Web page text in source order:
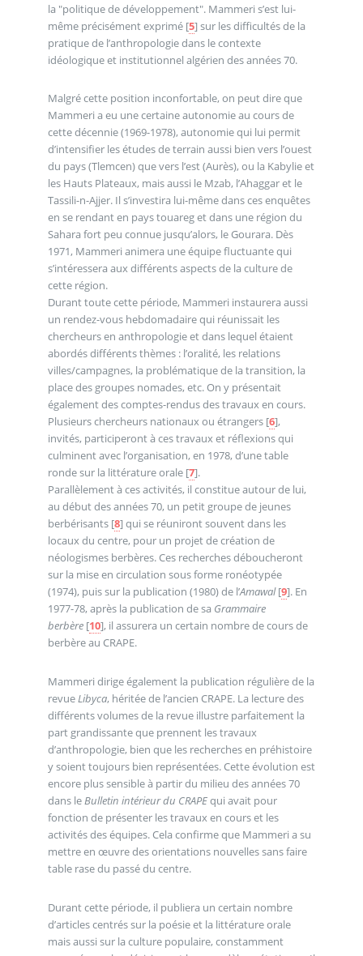
la "politique de développement". Mammeri s’est lui-
même précisément exprimé[5]sur les difficultés de la
pratique de l’anthropologie dans le contexte
idéologique et institutionnel algérien des années 70.
Malgré cette position inconfortable, on peut dire que
Mammeri a eu une certaine autonomie au cours de
cette décennie (1969-1978), autonomie qui lui permit
d’intensifier les études de terrain aussi bien vers l’ouest
du pays (Tlemcen) que vers l’est (Aurès), ou la Kabylie et
les Hauts Plateaux, mais aussi le Mzab, l’Ahaggar et le
Tassili-n-Ajjer. Il s’investira lui-même dans ces enquêtes
en se rendant en pays touareg et dans une région du
Sahara fort peu connue jusqu’alors, le Gourara. Dès
1971, Mammeri animera une équipe fluctuante qui
s’intéressera aux différents aspects de la culture de
cette région.
Durant toute cette période, Mammeri instaurera aussi
un rendez-vous hebdomadaire qui réunissait les
chercheurs en anthropologie et dans lequel étaient
abordés différents thèmes : l’oralité, les relations
villes/campagnes, la problématique de la transition, la
place des groupes nomades, etc. On y présentait
également des comptes-rendus des travaux en cours.
Plusieurs chercheurs nationaux ou étrangers[6],
invités, participeront à ces travaux et réflexions qui
culminent avec l’organisation, en 1978, d’une table
ronde sur la littérature orale[7].
Parallèlement à ces activités, il constitue autour de lui,
au début des années 70, un petit groupe de jeunes
berbérisants[8]qui se réuniront souvent dans les
locaux du centre, pour un projet de création de
néologismes berbères. Ces recherches déboucheront
sur la mise en circulation sous forme ronéotypée
(1974), puis sur la publication (1980) de l’Amawal[9]. En
1977-78, après la publication de sa Grammaire
berbère[10], il assurera un certain nombre de cours de
berbère au CRAPE.
Mammeri dirige également la publication régulière de la
revueLibyca, héritée de l’ancien CRAPE. La lecture des
différents volumes de la revue illustre parfaitement la
part grandissante que prennent les travaux
d’anthropologie, bien que les recherches en préhistoire
y soient toujours bien représentées. Cette évolution est
encore plus sensible à partir du milieu des années 70
dans leBulletin intérieur du CRAPEqui avait pour
fonction de présenter les travaux en cours et les
activités des équipes. Cela confirme que Mammeri a su
mettre en œuvre des orientations nouvelles sans faire
table rase du passé du centre.
Durant cette période, il publiera un certain nombre
d’articles centrés sur la poésie et la littérature orale
mais aussi sur la culture populaire, constamment